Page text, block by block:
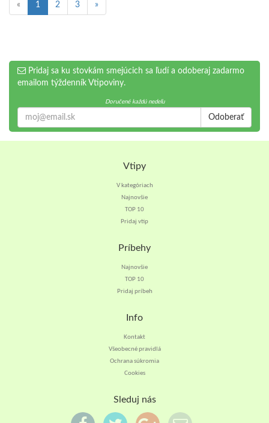
« 1 2 3 »
Pridaj sa ku stovkám smejúcich sa ľudí a odoberaj zadarmo
emailom týždenník Vtipoviny.
Doručené každú nedeľu
Odoberať
Vtipy
V kategóriach
Najnovšie
TOP 10
Pridaj vtip
Príbehy
Najnovšie
TOP 10
Pridaj príbeh
Info
Kontakt
Všeobecné pravidlá
Ochrana súkromia
Cookies
Sleduj nás